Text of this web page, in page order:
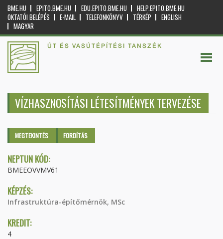
BME.HU EPITO.BME.HU EDU.EPITO.BME.HU
HELP.EPITO.BME.HU
OKTATÓI BELÉPÉS
E-MAIL TELEFONKÖNYV TÉRKÉP
ENGLISH
MAGYAR
ÚT ÉS VASÚTÉPÍTÉSI TANSZÉK
VÍZHASZNOSÍTÁSI LÉTESÍTMÉNYEK TERVEZÉSE
Elsődleges fülek
MEGTEKINTÉS (AKTÍVFORDÍTÁS
NEPTUN KÓD:
BMEEOVVMV61
KÉPZÉS:
Infrastruktúra-építőmérnök, MSc
KREDIT:
4